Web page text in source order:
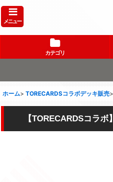
メニュー
カテゴリ
ホーム> TORECARDSコラボデッキ販売>
【TORECARDSコラ